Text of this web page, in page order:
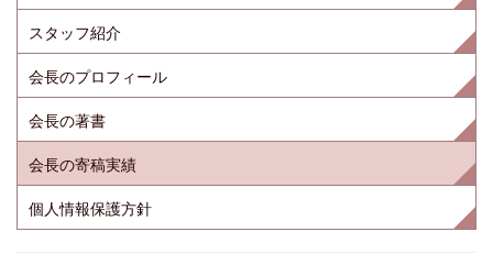
スタッフ紹介
会長のプロフィール
会長の著書
会長の寄稿実績
個人情報保護方針